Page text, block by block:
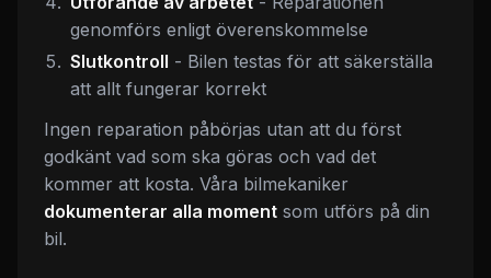
genomförs enligt överenskommelse
Slutkontroll - Bilen testas för att säkerställa
att allt fungerar korrekt
Ingen reparation påbörjas utan att du först
godkänt vad som ska göras och vad det
kommer att kosta. Våra bilmekaniker
dokumenterar alla moment som utförs på din
bil.